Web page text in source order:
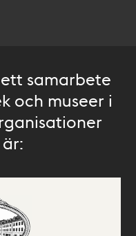
samarbete
och museer i